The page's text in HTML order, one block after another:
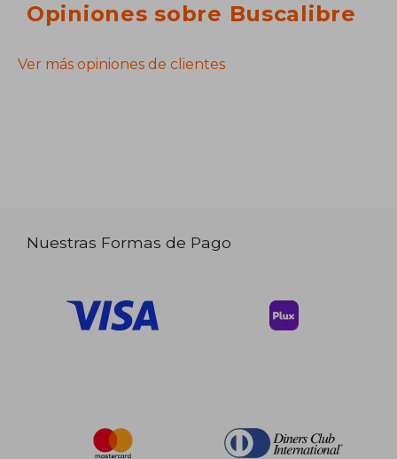
Opiniones sobre Buscalibre
Ver más opiniones de clientes
Nuestras Formas de Pago